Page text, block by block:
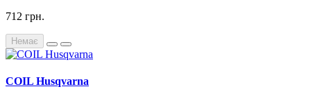
712 грн.
Немає
COIL Husqvarna